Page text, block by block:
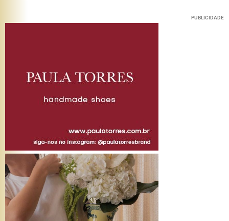
PUBLICIDADE